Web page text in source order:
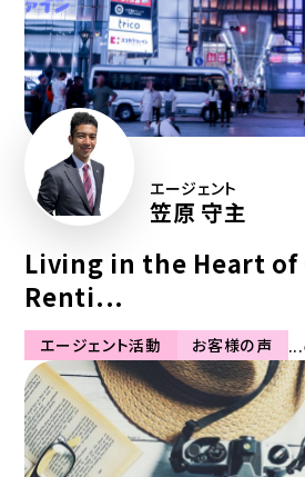
エージェント
笠原 守主
Living in the Heart of
Renti...
エージェント活動 お客様の声